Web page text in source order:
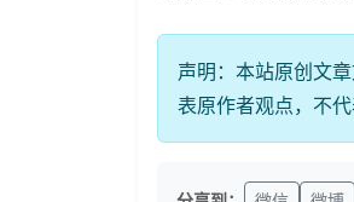
声明：本站原创文
表原作者观点，不